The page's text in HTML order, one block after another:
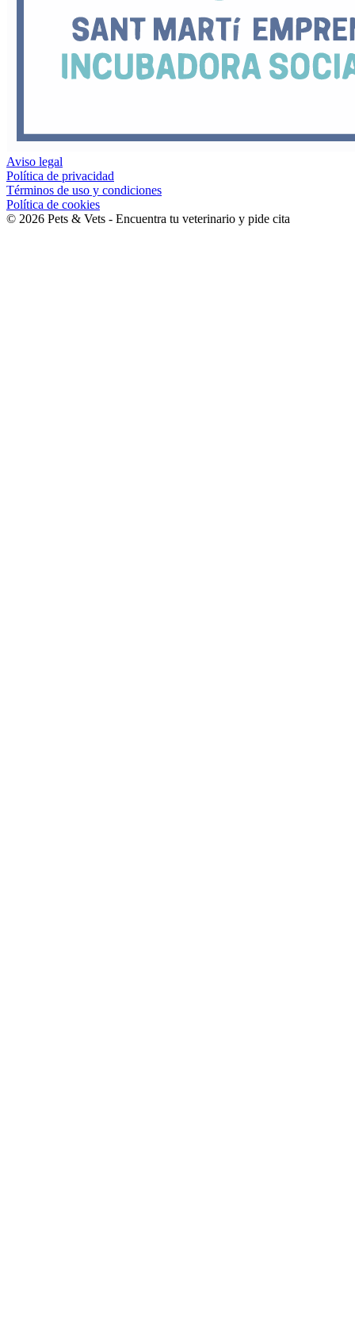
Aviso legal
Política de privacidad
Términos de uso y condiciones
Política de cookies
© 2026 Pets & Vets - Encuentra tu veterinario y pide cita